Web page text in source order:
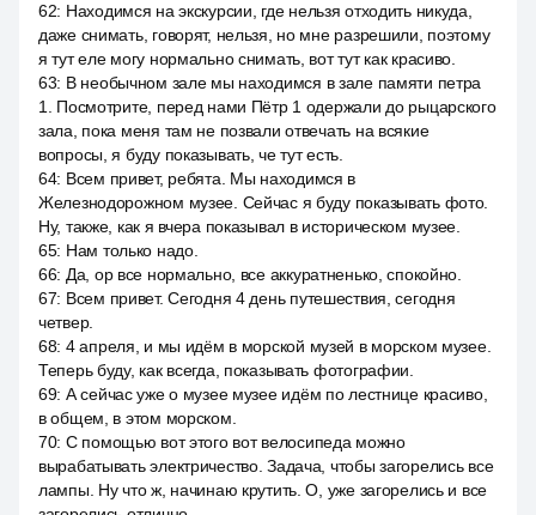
62: Находимся на экскурсии, где нельзя отходить никуда,
даже снимать, говорят, нельзя, но мне разрешили, поэтому
я тут еле могу нормально снимать, вот тут как красиво.
63: В необычном зале мы находимся в зале памяти петра
1. Посмотрите, перед нами Пётр 1 одержали до рыцарского
зала, пока меня там не позвали отвечать на всякие
вопросы, я буду показывать, че тут есть.
64: Всем привет, ребята. Мы находимся в
Железнодорожном музее. Сейчас я буду показывать фото.
Ну, также, как я вчера показывал в историческом музее.
65: Нам только надо.
66: Да, op все нормально, все аккуратненько, спокойно.
67: Всем привет. Сегодня 4 день путешествия, сегодня
четвер.
68: 4 апреля, и мы идём в морской музей в морском музее.
Теперь буду, как всегда, показывать фотографии.
69: А сейчас уже о музее музее идём по лестнице красиво,
в общем, в этом морском.
70: С помощью вот этого вот велосипеда можно
вырабатывать электричество. Задача, чтобы загорелись все
лампы. Ну что ж, начинаю крутить. О, уже загорелись и все